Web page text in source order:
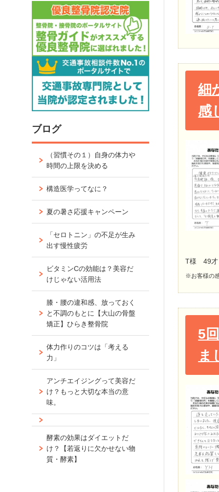
細
感
T様 49
※お客様の
5
ま
ブログ
（習慣その１）自身の体力や
時間の上限を決める
構造医学ってなに？
夏の暑さ応援キャンペーン
「セロトニン」の不足が生み
出す慢性疲労
ビタミンCの効能は？美容だ
けじゃない活用法
膝・腰の違和感、放っておく
と不調のもとに【大山の骨盤
矯正】ひらき整骨院
体力作りのコツは「考える
力」
アンチエイジングって美容だ
け？もっと大切な本当の意
味。
酵素の効果はダイエットだ
け？【若返りに欠かせない物
質・酵素】